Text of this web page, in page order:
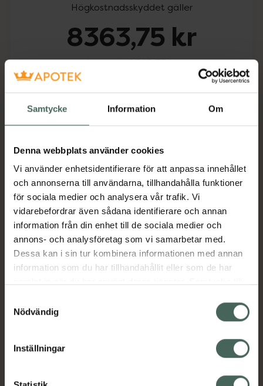
Samtycke Information Om
Denna webbplats använder cookies
Vi använder enhetsidentifierare för att anpassa innehållet
och annonserna till användarna, tillhandahålla funktioner
för sociala medier och analysera vår trafik. Vi
vidarebefordrar även sådana identifierare och annan
information från din enhet till de sociala medier och
annons- och analysföretag som vi samarbetar med.
Dessa kan i sin tur kombinera informationen med annan
information som du har tillhandahållit eller som de har
återkalla ditt samtycke via webbplatsens
cookieinställningar. Ett återkallat samtycke påverkar inte
lagligheten av behandling som skett innan återkallelsen.
Nödvändig
Inställningar
Högkostnadsskyddet gäller
8363,75 kr
I apotek:8363,75 kr
Köp via ditt recept
Beskrivning Dölj
Läs alltid bipacksedeln innan
användning.
EAN:
07046260365773